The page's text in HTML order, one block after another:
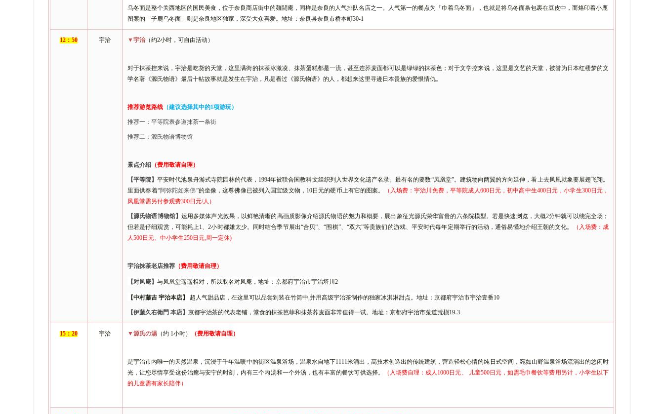
乌冬面是整个关西地区的国民美食，位于奈良商店街中的麺闘庵，同样是奈良的人气排队名店之一。人气第一的餐点为「巾着乌冬面」，也就是将乌冬面条包裹在豆皮中，而烙印着小鹿
图案的「子鹿乌冬面」则是奈良地区独家，深受大众喜爱。地址：奈良县奈良市桥本町30-1
12 ： 50 宇治 ▼宇治（约2小时，可自由活动）
对于抹茶控来说，宇治是吃货的天堂，这里满街的抹茶冰激凌、抹茶蛋糕都是一流，甚至连荞麦面都可以是绿绿的抹茶色；对于文学控来说，这里是文艺的天堂，被誉为日本红楼梦的文
学名著《源氏物语》最后十帖故事就是发生在宇治，凡是看过《源氏物语》的人，都想来这里寻迹日本贵族的爱恨情仇。
推荐游览路线 （建议选择其中的1项游玩）
推荐一：平等院表参道抹茶一条街
推荐二：源氏物语博物馆
景点介绍 （费用敬请自理）
【平等院】平安时代池泉舟游式寺院园林的代表， 1994年被联合国教科文组织列入世界文化遗产名录。最有名的要数“凤凰堂”。建筑物向两翼的方向延伸，看上去凤凰就象要展翅飞翔。
里面供奉着“阿弥陀如来佛”的坐像，这尊佛像已被列入国宝级文物 ， 10日元的硬币上有它的图案。 （入场费：宇治川免费，平等院成人600日元，初中高中生400日元，小学生300日元，
凤凰堂需另付参观费300日元/人）
【源氏物语博物馆】 运用多媒体声光效果，以鲜艳清晰的高画质影像介绍源氏物语的魅力和概要，展出象征光源氏荣华富贵的六条院模型。若是快速浏览，大概2分钟就可以绕完全场；
但若是仔细观赏，可能耗上1、2小时都嫌太少。同时结合季节展出“合贝”、“围棋”、“双六”等贵族们的游戏、平安时代每年定期举行的活动，通俗易懂地介绍王朝的文化。
（入场费：成
人500日元、中小学生250日元,周一定休)
宇治抹茶老店推荐 （费用敬请自理）
【对凤庵】 与凤凰堂遥遥相对，所以取名对凤庵， 地址： 京都府宇治市宇治塔川 2
【中村藤吉 宇治本店】 超人气甜品店 ， 在这里可以品尝到装在竹筒中,并用高级宇治茶制作的独家冰淇淋甜点。 地址：京都府宇治市宇治壹番10
【伊藤久右衛門 本店】 京都宇治茶的代表老铺，堂食的抹茶芭菲和抹茶荞麦面非常值得一试。地址： 京都府宇治市莵道荒槇19-3
15 ： 20 宇治 ▼源氏の湯 （约 1小时） （费用敬请自理）
是宇治市内唯一的天然温泉，沉浸于千年温暖中的街区温泉浴场，温泉水自地下1111米涌出，高技术创造出的传统建筑，营造轻松心情的纯日式空间， 宛如山野温泉浴场流淌出的悠闲时
光 ，让您尽情享受这份治癒与安宁的时刻 ，内有三个内汤和一个外汤，也有丰富的餐饮可供选择。 （入场费自理：成人 1000日元、 儿童500日元，如需毛巾餐饮等费用另计， 小学生以下
的儿童需有家长陪伴）